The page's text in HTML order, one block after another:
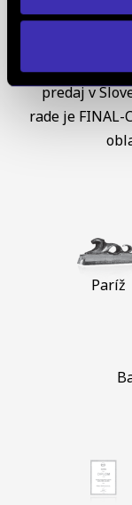
Slovenskej
objednávok,
náhradných
predaj v
rade je FINAL-
Paríž